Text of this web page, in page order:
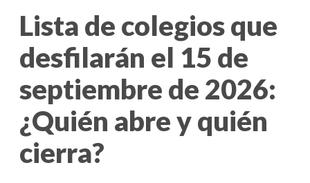
Lista de colegios que
desfilarán el 15 de
septiembre de 2026:
¿Quién abre y quién
cierra?